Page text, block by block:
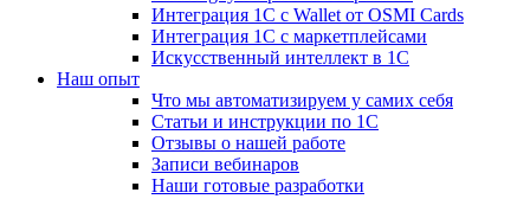
Интеграция 1С с Wallet от OSMI Cards
Интеграция 1С с маркетплейсами
Искусственный интеллект в 1С
Наш опыт
Что мы автоматизируем у самих себя
Статьи и инструкции по 1С
Отзывы о нашей работе
Записи вебинаров
Наши готовые разработки